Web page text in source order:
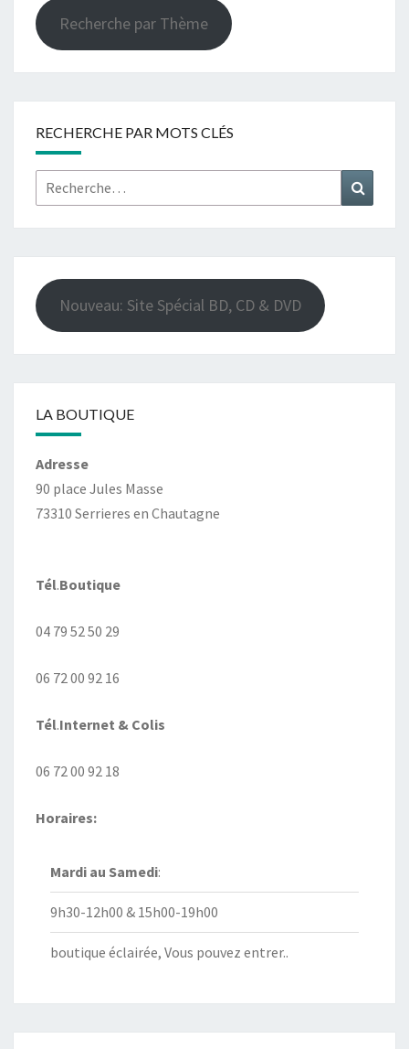
Recherche par Thème
RECHERCHE PAR MOTS CLÉS
Rechercher :
Nouveau: Site Spécial BD, CD & DVD
LA BOUTIQUE
Adresse
90 place Jules Masse
73310 Serrieres en Chautagne
Tél.Boutique
04 79 52 50 29
06 72 00 92 16
Tél.Internet & Colis
06 72 00 92 18
Horaires:
Mardi au Samedi:
9h30-12h00 & 15h00-19h00
boutique éclairée, Vous pouvez entrer..